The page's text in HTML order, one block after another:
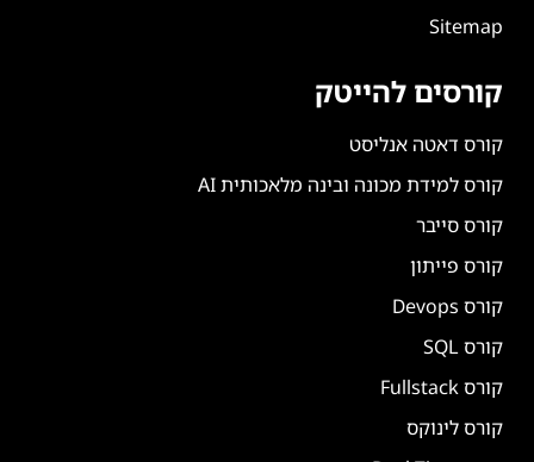
Sitemap
קורסים להייטק
קורס דאטה אנליסט
קורס למידת מכונה ובינה מלאכותית AI
קורס סייבר
קורס פייתון
קורס Devops
קורס SQL
קורס Fullstack
קורס לינוקס